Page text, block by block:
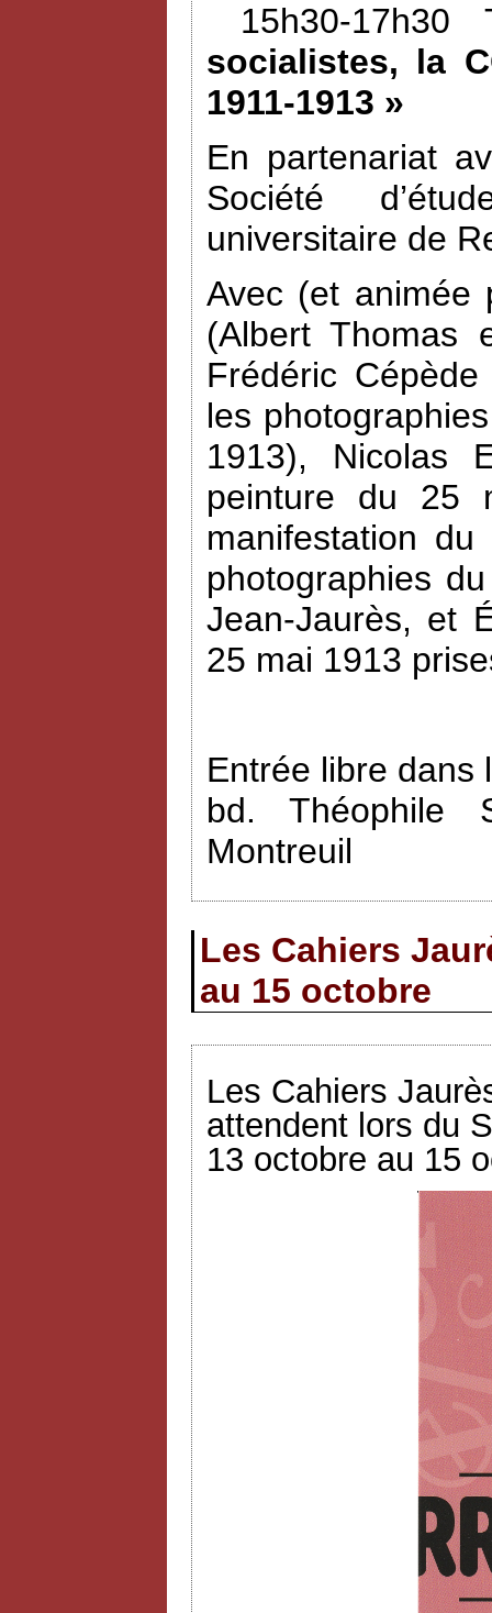
15h30-
socialistes, la
1911-1913 »
En partenariat
Société
universitaire de
Avec (et animée
(Albert Thomas
Frédéric
les
1913), Nicolas
peinture du 25
manifestation
photographies
Jean-Jaurès, et
25 mai 1913
Entrée libre dans
bd. Théophile
Montreuil
Les Cahiers
au 15 octobre
Les Cahiers
attendent lors du
13 octobre au 15